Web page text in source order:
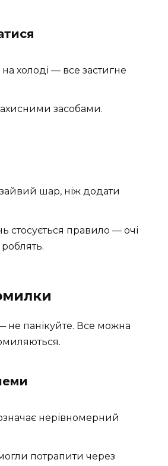
холоді — все застигне
засобами.
шар, ніж додати
стосується правило — очі
не панікуйте. Все можна
нерівномерний
потрапити через